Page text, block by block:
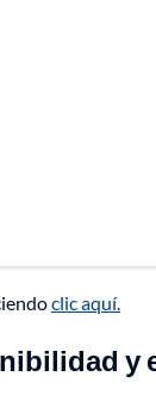
clic aquí.
y